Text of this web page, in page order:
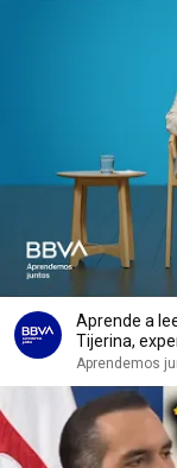
Aprende a
Tijerina,
Aprendemos